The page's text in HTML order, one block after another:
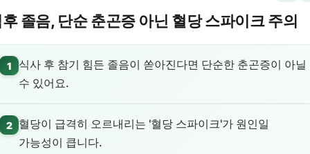
졸음, 단순 춘곤증 아닌 혈당 스파이크 주의
1
식사 후 참기 힘든 졸음이 쏟아진다면 단순한 춘곤증이 아닐
수 있어요.
2
혈당이 급격히 오르내리는 '혈당 스파이크'가 원인일
가능성이 큽니다.